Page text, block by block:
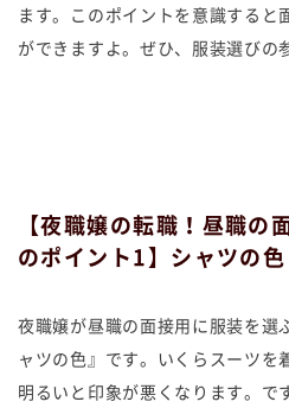
ます。このポイントを意識すると
ができますよ。ぜひ、服装選びの
【夜職嬢の転職！昼職の
のポイント1】シャツの色
夜職嬢が昼職の面接用に服装を選
ャツの色』です。いくらスーツを
明るいと印象が悪くなります。で